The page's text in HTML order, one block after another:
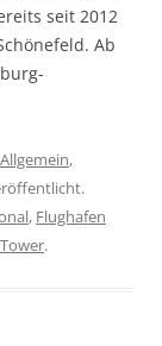
seit 2012
Ab
Allgemein,
, Flughafen
Tower.